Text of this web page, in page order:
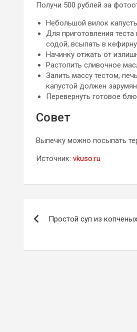
Получи 500 рублей за
Небольшой вилок
Для приготовления
содой, всыпать в
Начинку отжать от
Растопить сливочное
Залить массу тестом,
капустой должен
Перевернуть готовое
Совет
Выпечку можно посыпать
Источник: vkuso.ru
по
записям
Простой суп из